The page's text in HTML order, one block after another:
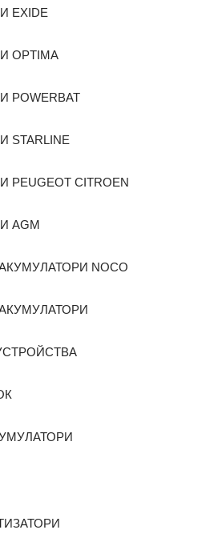
EXIDE
OPTIMA
POWERBAT
STARLINE
CITROEN
AGM
NOCO